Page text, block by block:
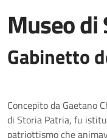
Museo
Gabinetto
Concepito da Gaetano
di Storia Patria, fu
patriottismo che